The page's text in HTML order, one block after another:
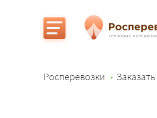
Росперевозки